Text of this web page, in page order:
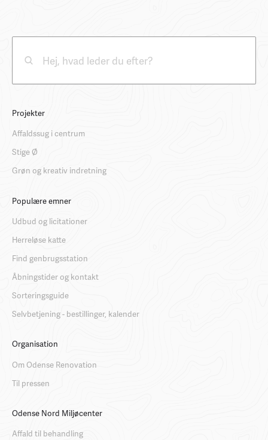
Projekter
Affaldssug i centrum
Stige Ø
Grøn og kreativ indretning
Populære emner
Udbud og licitationer
Herreløse katte
Find genbrugsstation
Åbningstider og kontakt
Sorteringsguide
Selvbetjening - bestillinger, kalender
Organisation
Om Odense Renovation
Til pressen
Odense Nord Miljøcenter
Affald til behandling